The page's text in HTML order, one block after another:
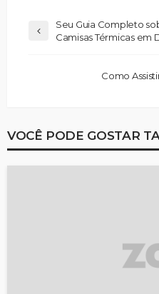
Seu Guia Completo
Camisas Térmicas em
Como
VOCÊ PODE GOSTAR